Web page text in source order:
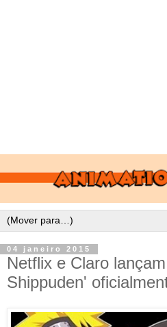
04 janeiro 2015
Netflix e Claro
Shippuden'